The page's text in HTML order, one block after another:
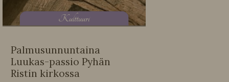
Kulttuuri
Palmusunnuntaina
Luukas-passio Pyhän
Ristin kirkossa